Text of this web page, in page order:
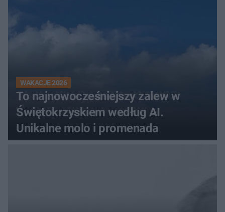
WAKACJE 2026
To najnowocześniejszy zalew w
Świętokrzyskiem według AI.
Unikalne molo i promenada